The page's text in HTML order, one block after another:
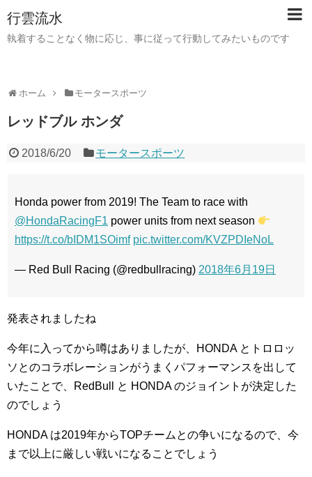
行雲流水
執着することなく物に応じ、事に従って行動してみたいものです
ホーム モータースポーツ
レッドブル ホンダ
2018/6/20 モータースポーツ
Honda power from 2019! The Team to race with
@HondaRacingF1 power units from next season
https://t.co/bIDM1SOimf pic.twitter.com/KVZPDIeNoL
— Red Bull Racing (@redbullracing) 2018年6月19日
発表されましたね
今年に入ってから噂はありましたが、HONDA とトロロッ
ソとのコラボレーションがうまくパフォーマンスを出して
いたことで、RedBull と HONDA のジョイントが決定した
のでしょう
HONDA は2019年からTOPチームとの争いになるので、今
まで以上に厳しい戦いになることでしょう